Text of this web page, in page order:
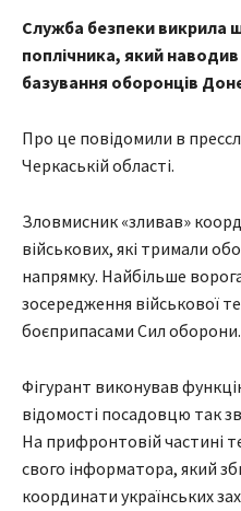
Служба безпеки викрила
поплічника, який наводив
базування оборонців
Про це повідомили в
Черкаській області.
Зловмисник «зливав»
військових, які тримали
напрямку. Найбільше
зосередження військової
боєприпасами Сил оборони.
Фігурант виконував
відомості посадовцю так
На прифронтовій частині
свого інформатора, який
координати українських